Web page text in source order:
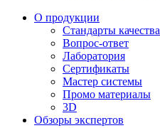
О продукции
Стандарты качества
Вопрос-ответ
Лаборатория
Сертификаты
Мастер системы
Промо материалы
3D
Обзоры экспертов